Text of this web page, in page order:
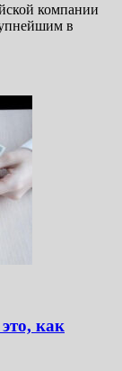
компании
в
как